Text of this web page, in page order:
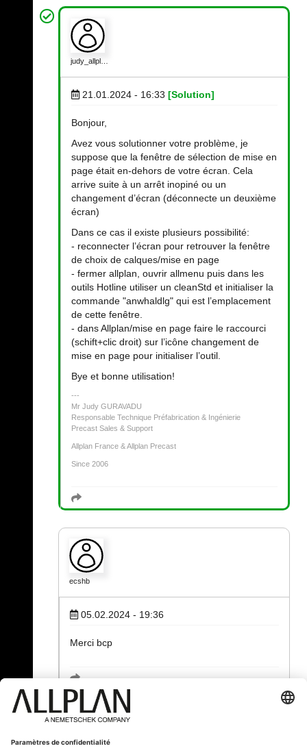
judy_allpl…
21.01.2024 - 16:33 [Solution]
Bonjour,
Avez vous solutionner votre problème, je
suppose que la fenêtre de sélection de mise en
page était en-dehors de votre écran. Cela
arrive suite à un arrêt inopiné ou un
changement d’écran (déconnecte un deuxième
écran)
Dans ce cas il existe plusieurs possibilité:
- reconnecter l’écran pour retrouver la fenêtre
de choix de calques/mise en page
- fermer allplan, ouvrir allmenu puis dans les
outils Hotline utiliser un cleanStd et initialiser la
commande "anwhaldlg" qui est l’emplacement
de cette fenêtre.
- dans Allplan/mise en page faire le raccourci
(schift+clic droit) sur l’icône changement de
mise en page pour initialiser l’outil.
Bye et bonne utilisation!
Mr Judy GURAVADU
Responsable Technique Préfabrication & Ingénierie
Precast Sales & Support
Allplan France & Allplan Precast
Since 2006
ecshb
05.02.2024 - 19:36
Merci bcp